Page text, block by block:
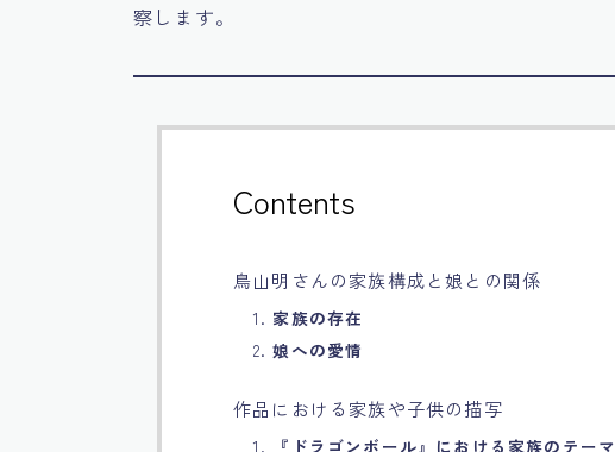
察します。
Contents
鳥山明さんの家族構成と娘との関係
1. 家族の存在
2.娘への愛情
作品における家族や子供の描写
1.
『ドラゴンボール』における家族のテーマ